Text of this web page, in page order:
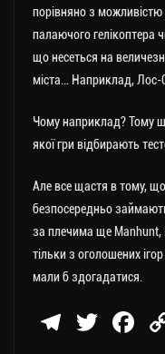
порівняно з
палаючого гелікоптера
що несеться на
міста… Наприклад, Лос-
Чому наприклад? Тому
якої гри відбирають
Але все щастя в тому,
безпосередньо
за плечима ще Manhunt,
тільки з оголошених
мали б здогадатися.
Te
T
Fa